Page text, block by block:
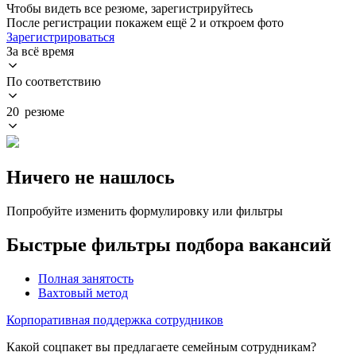
Чтобы видеть все резюме, зарегистрируйтесь
После регистрации покажем ещё 2 и откроем фото
Зарегистрироваться
За всё время
По соответствию
20 резюме
Ничего не нашлось
Попробуйте изменить формулировку или фильтры
Быстрые фильтры подбора вакансий
Полная занятость
Вахтовый метод
Корпоративная поддержка сотрудников
Какой соцпакет вы предлагаете семейным сотрудникам?